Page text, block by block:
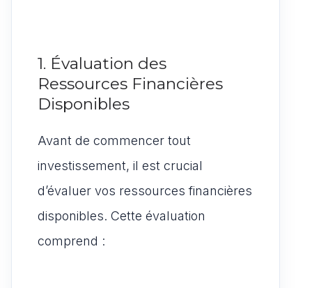
1. Évaluation des
Ressources Financières
Disponibles
Avant de commencer tout
investissement, il est crucial
d’évaluer vos ressources financières
disponibles. Cette évaluation
comprend :